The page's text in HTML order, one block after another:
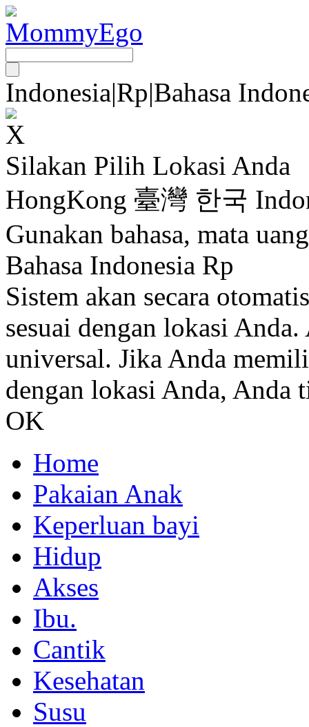
Indonesia|Rp|Bahasa
Silakan Pilih Lokasi Anda
HongKong 臺灣 한국
Gunakan bahasa, mata uang
Bahasa Indonesia Rp
Sistem akan secara
sesuai dengan lokasi
universal. Jika Anda
dengan lokasi Anda, Anda
OK
Home
Pakaian Anak
Keperluan bayi
Hidup
Akses
Ibu.
Cantik
Kesehatan
Susu